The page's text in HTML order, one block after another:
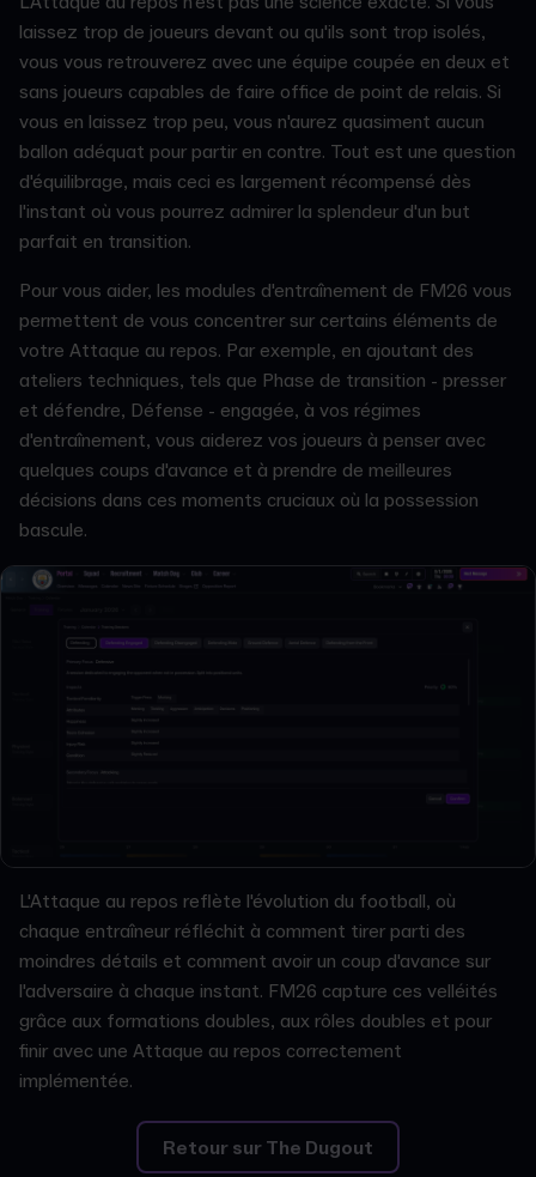
laissez trop de joueurs devant ou qu'ils sont trop isolés,
vous vous retrouverez avec une équipe coupée en deux et
sans joueurs capables de faire office de point de relais. Si
vous en laissez trop peu, vous n'aurez quasiment aucun
ballon adéquat pour partir en contre. Tout est une question
d'équilibrage, mais ceci es largement récompensé dès
l'instant où vous pourrez admirer la splendeur d'un but
parfait en transition.
Pour vous aider, les modules d'entraînement de FM26 vous
permettent de vous concentrer sur certains éléments de
votre Attaque au repos. Par exemple, en ajoutant des
ateliers techniques, tels que Phase de transition - presser
et défendre, Défense - engagée, à vos régimes
d'entraînement, vous aiderez vos joueurs à penser avec
quelques coups d'avance et à prendre de meilleures
décisions dans ces moments cruciaux où la possession
bascule.
L'Attaque au repos reflète l'évolution du football, où
chaque entraîneur réfléchit à comment tirer parti des
moindres détails et comment avoir un coup d'avance sur
l'adversaire à chaque instant. FM26 capture ces velléités
grâce aux formations doubles, aux rôles doubles et pour
finir avec une Attaque au repos correctement
implémentée.
Retour sur The Dugout